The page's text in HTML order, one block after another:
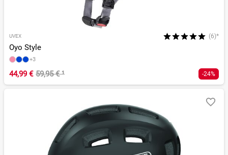
UVEX (6)*
Oyo Style
+3
44,99 € 59,95 €¹ -24%